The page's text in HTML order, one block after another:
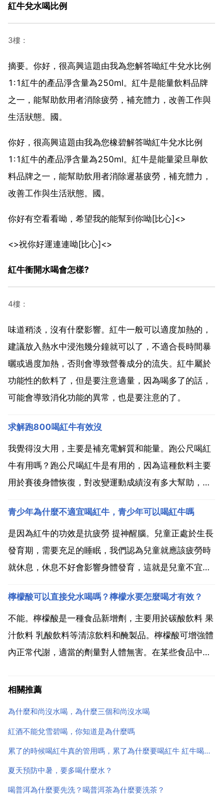
紅牛兌水喝比例
3樓：
摘要。你好，很高興這題由我為您解答呦紅牛兌水比例
1:1紅牛的產品淨含量為250ml。紅牛是能量飲料品牌
之一，能幫助飲用者消除疲勞，補充體力，改善工作與
生活狀態。國。
你好，很高興這題由我為您橡碧解答呦紅牛兌水比例
1:1紅牛的產品淨含量為250ml。紅牛是能量梁旦舉飲
料品牌之一，能幫助飲用者消除遲基疲勞，補充體力，
改善工作與生活狀態。國。
你好有空看看呦，希望我的能幫到你呦[比心]<>
<>祝你好運連連呦[比心]<>
紅牛衝開水喝會怎樣?
4樓：
味道稍淡，沒有什麼影響。紅牛一般可以適度加熱的，
建議放入熱水中浸泡幾分鐘就可以了，不適合長時間暴
曬或過度加熱，否則會導致營養成分的流失。紅牛屬於
功能性的飲料了，但是要注意適量，因為喝多了的話，
可能會導致消化功能的異常，也是要注意的了。
求解跑800喝紅牛有效沒
我覺得沒大用，主要是補充電解質和能量。跑公尺喝紅
牛有用嗎？跑公尺喝紅牛是有用的，因為這種飲料主要
用於賽後身體恢復，對改變運動成績沒有多大幫助，所
要成分是人體所需氨基酸，和多種b族維生素。能夠抗
疲勞，紅牛 red bull 是全球首先推出且被人熟知的的能
量飲...
青少年為什麼不適宜喝紅牛，青少年可以喝紅牛嗎
是因為紅牛的功效是抗疲勞 提神醒腦。兒童正處於生長
發育期，需要充足的睡眠，我們認為兒童就應該疲勞時
就休息，休息不好會影響身體發育，這就是兒童不宜喝
而是兒童不需要喝紅牛。滿意。紅牛飲料裡面含有大量
的激素，如果你處在發育期，請不要過多的飲用紅牛，
如果是成年...
檸檬酸可以直接兌水喝嗎？檸檬水要怎麼喝才有效？
不能。檸檬酸是一種食品新增劑，主要用於碳酸飲料 果
汁飲料 乳酸飲料等清涼飲料和醃製品。檸檬酸可增強體
內正常代謝，適當的劑量對人體無害。在某些食品中加
料 罐頭和糖果中使用檸檬酸。檸檬酸是一種重要的有機
相關推薦
為什麼和尚沒水喝，為什麼三個和尚沒水喝
紅酒不能兌雪碧喝，你知道是為什麼嗎
累了的時候喝紅牛真的管用嗎，累了為什麼要喝紅牛 紅牛喝多了有好處嗎
夏天預防中暑，要多喝什麼水？
喝普洱為什麼要先洗？喝普洱茶為什麼要洗茶？